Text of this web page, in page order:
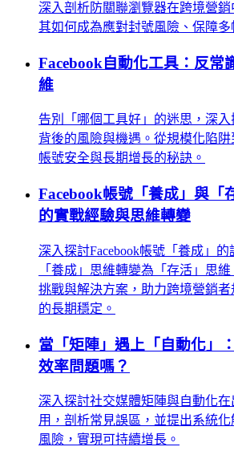
深入剖析防關聯瀏覽器在跨境營
其如何成為應對封號風險、保障多
Facebook自動化工具：反常
維
告別「哪個工具好」的迷思，深入
背後的風險與機遇。從規模化陷
帳號安全與長期增長的秘訣。
Facebook帳號「養成」與「
的實戰經驗與思維轉變
深入探討Facebook帳號「養成」
「養成」思維轉變為「存活」思
挑戰與解決方案，助力跨境營銷
的長期穩定。
當「矩陣」遇上「自動化」
效率問題嗎？
深入探討社交媒體矩陣與自動化
用，剖析常見誤區，並提出系統
風險，實現可持續增長。